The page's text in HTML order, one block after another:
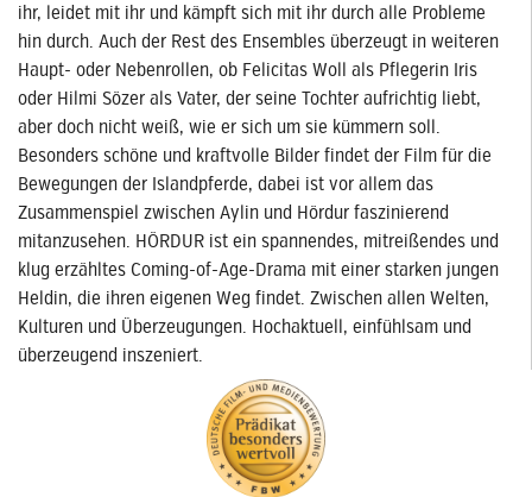
ihr, leidet mit ihr und kämpft sich mit ihr durch alle Probleme
hin durch. Auch der Rest des Ensembles überzeugt in weiteren
Haupt- oder Nebenrollen, ob Felicitas Woll als Pflegerin Iris
oder Hilmi Sözer als Vater, der seine Tochter aufrichtig liebt,
aber doch nicht weiß, wie er sich um sie kümmern soll.
Besonders schöne und kraftvolle Bilder findet der Film für die
Bewegungen der Islandpferde, dabei ist vor allem das
Zusammenspiel zwischen Aylin und Hördur faszinierend
mitanzusehen. HÖRDUR ist ein spannendes, mitreißendes und
klug erzähltes Coming-of-Age-Drama mit einer starken jungen
Heldin, die ihren eigenen Weg findet. Zwischen allen Welten,
Kulturen und Überzeugungen. Hochaktuell, einfühlsam und
überzeugend inszeniert.